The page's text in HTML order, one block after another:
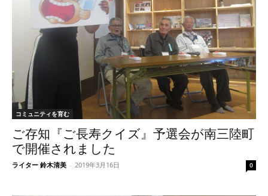
コミュニティを育む
ご存知『ご長寿クイズ』予選会が南三陸町
で開催されました
ライター 鈴木清美 - 2019年3月16日 0